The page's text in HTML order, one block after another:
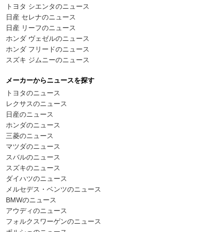
トヨタ シエンタのニュース
日産 セレナのニュース
日産 リーフのニュース
ホンダ ヴェゼルのニュース
ホンダ フリードのニュース
スズキ ジムニーのニュース
メーカーからニュースを探す
トヨタのニュース
レクサスのニュース
日産のニュース
ホンダのニュース
三菱のニュース
マツダのニュース
スバルのニュース
スズキのニュース
ダイハツのニュース
メルセデス・ベンツのニュース
BMWのニュース
アウディのニュース
フォルクスワーゲンのニュース